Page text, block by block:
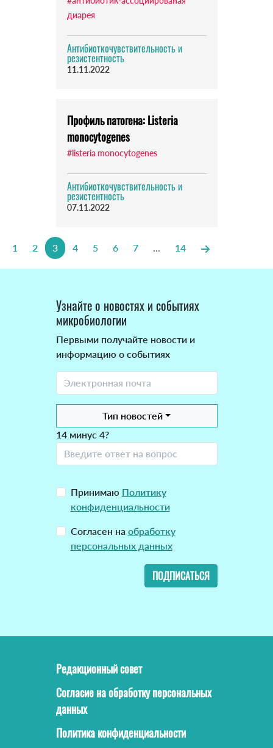
диарея
Антибиоткочувствительность и
резистентность
11.11.2022
Профиль патогена: Listeria
monocytogenes
#listeria monocytogenes
Антибиоткочувствительность и
резистентность
07.11.2022
1 2 3 4 5 6 7 ... 14
Узнайте о новостях и событиях
микробиологии
Первыми получайте новости и
информацию о событиях
Тип новостей
14 минус 4?
Принимаю Политику
конфиденциальности
Согласен на обработку
персональных данных
ПОДПИСАТЬСЯ
Редакционный совет
Согласие на обработку персональных
данных
Политика конфиденциальности